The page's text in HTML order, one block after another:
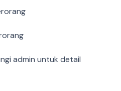
admin untuk detail